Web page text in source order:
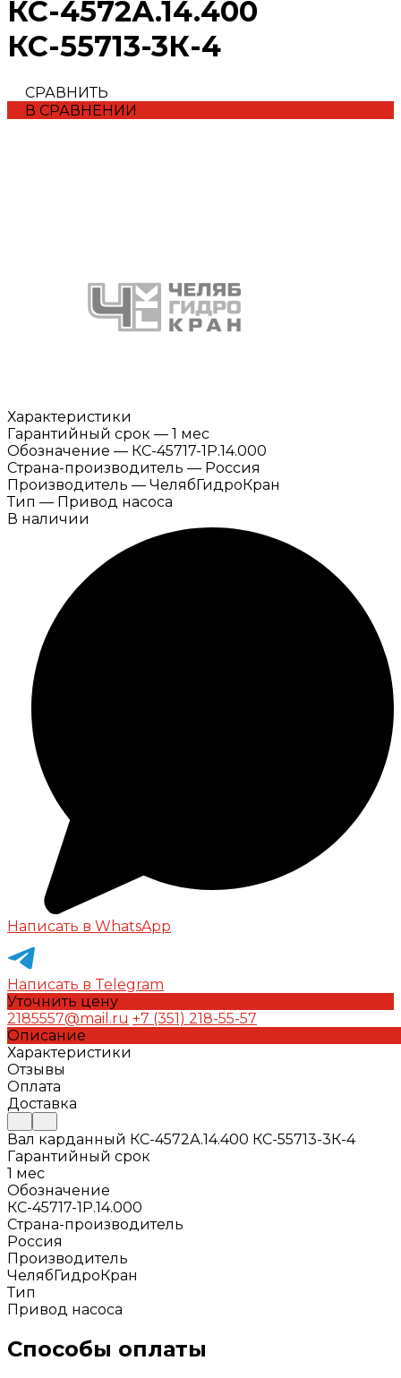
КС-4572А.14.400
КС-55713-3К-4
СРАВНИТЬ
В СРАВНЕНИИ
Характеристики
Гарантийный срок — 1 мес
Обозначение — КС-45717-1Р.14.000
Страна-производитель — Россия
Производитель — ЧелябГидроКран
Тип — Привод насоса
В наличии
Написать в WhatsApp
Написать в Telegram
Уточнить цену
2185557@mail.ru +7 (351) 218-55-57
Описание
Характеристики
Отзывы
Оплата
Доставка
Вал карданный КС-4572А.14.400 КС-55713-3К-4
Гарантийный срок
1 мес
Обозначение
КС-45717-1Р.14.000
Страна-производитель
Россия
Производитель
ЧелябГидроКран
Тип
Привод насоса
Способы оплаты